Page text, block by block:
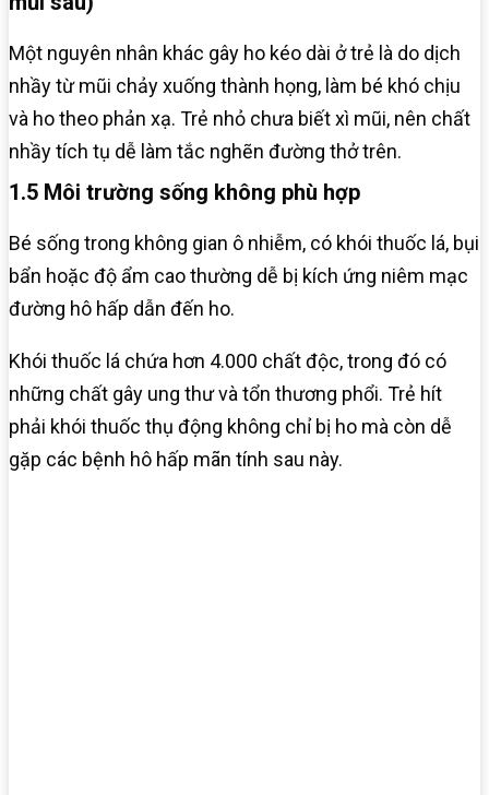
Một nguyên nhân khác gây ho kéo dài ở trẻ là do dịch
nhầy từ mũi chảy xuống thành họng, làm bé khó chịu
và ho theo phản xạ. Trẻ nhỏ chưa biết xì mũi, nên chất
nhầy tích tụ dễ làm tắc nghẽn đường thở trên.
1.5 Môi trường sống không phù hợp
Bé sống trong không gian ô nhiễm, có khói thuốc lá, bụi
bẩn hoặc độ ẩm cao thường dễ bị kích ứng niêm mạc
đường hô hấp dẫn đến ho.
Khói thuốc lá chứa hơn 4.000 chất độc, trong đó có
những chất gây ung thư và tổn thương phổi. Trẻ hít
phải khói thuốc thụ động không chỉ bị ho mà còn dễ
gặp các bệnh hô hấp mãn tính sau này.